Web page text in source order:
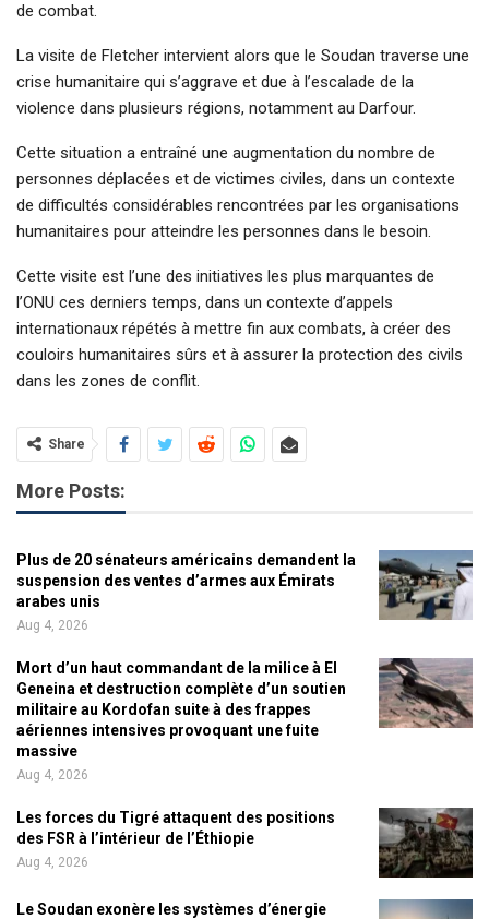
de combat.
La visite de Fletcher intervient alors que le Soudan traverse une
crise humanitaire qui s’aggrave et due à l’escalade de la
violence dans plusieurs régions, notamment au Darfour.
Cette situation a entraîné une augmentation du nombre de
personnes déplacées et de victimes civiles, dans un contexte
de difficultés considérables rencontrées par les organisations
humanitaires pour atteindre les personnes dans le besoin.
Cette visite est l’une des initiatives les plus marquantes de
l’ONU ces derniers temps, dans un contexte d’appels
internationaux répétés à mettre fin aux combats, à créer des
couloirs humanitaires sûrs et à assurer la protection des civils
dans les zones de conflit.
Share
More Posts:
Plus de 20 sénateurs américains demandent la
suspension des ventes d’armes aux Émirats
arabes unis
Aug 4, 2026
Mort d’un haut commandant de la milice à El
Geneina et destruction complète d’un soutien
militaire au Kordofan suite à des frappes
aériennes intensives provoquant une fuite
massive
Aug 4, 2026
Les forces du Tigré attaquent des positions
des FSR à l’intérieur de l’Éthiopie
Aug 4, 2026
Le Soudan exonère les systèmes d’énergie